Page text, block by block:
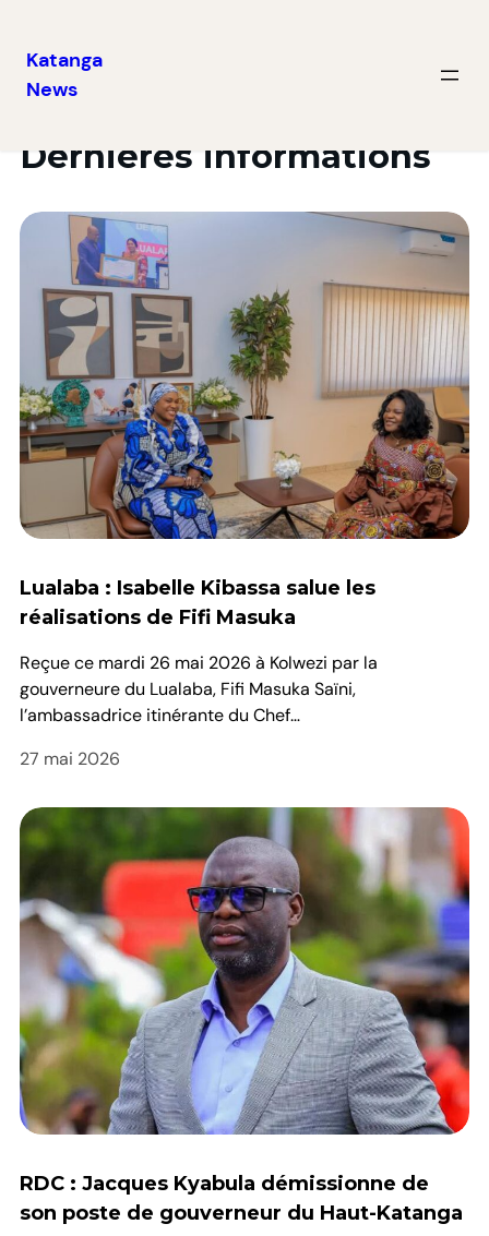
Katanga
News
Dernières informations
Lualaba : Isabelle Kibassa salue les
réalisations de Fifi Masuka
Reçue ce mardi 26 mai 2026 à Kolwezi par la
gouverneure du Lualaba, Fifi Masuka Saïni,
l’ambassadrice itinérante du Chef…
27 mai 2026
RDC : Jacques Kyabula démissionne de
son poste de gouverneur du Haut-Katanga